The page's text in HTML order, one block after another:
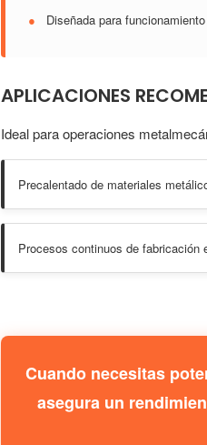
● Diseñada para
APLICACIONES
Ideal para operaciones
Precalentado de materiales
Procesos continuos de fabricación
Cuando necesitas
asegura un